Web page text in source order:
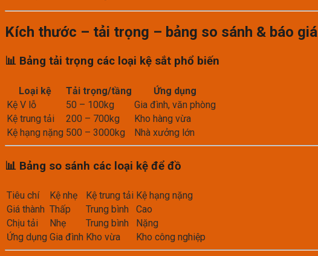
Kích thước – tải trọng – bảng so sánh & báo giá
📊 Bảng tải trọng các loại kệ sắt phổ biến
Loại kệ Tải trọng/tầng
Ứng dụng
Kệ V lỗ
50 – 100kg
Gia đình, văn phòng
Kệ trung tải
200 – 700kg
Kho hàng vừa
Kệ hạng nặng 500 – 3000kg Nhà xưởng lớn
📊 Bảng so sánh các loại kệ để đồ
Tiêu chí Kệ nhẹ Kệ trung tải Kệ hạng nặng
Giá thành Thấp Trung bình
Cao
Chịu tải
Nhẹ Trung bình
Nặng
Ứng dụng Gia đình Kho vừa Kho công nghiệp